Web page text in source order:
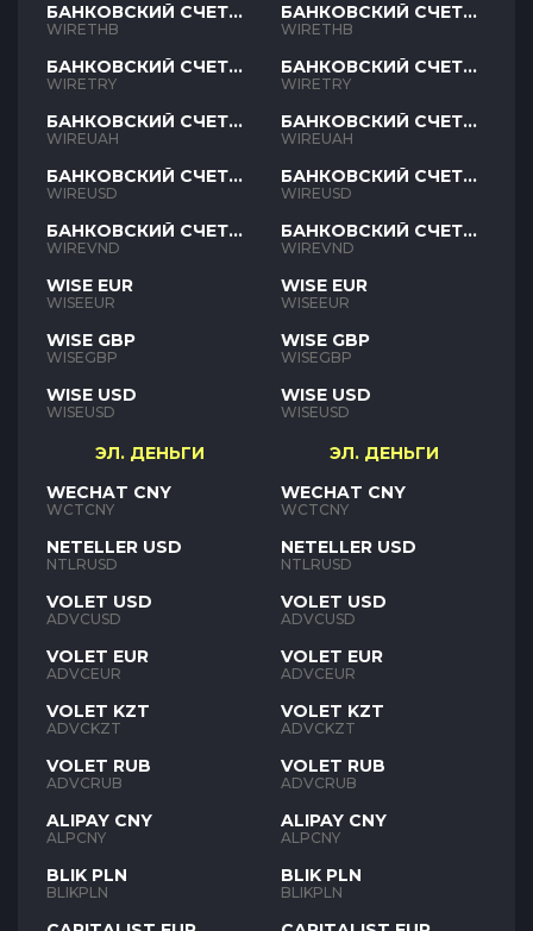
БАНКОВСКИЙ СЧЕТ
THB
WIRETHB
БАНКОВСКИЙ СЧЕТ
TRY
WIRETRY
БАНКОВСКИЙ СЧЕТ
UAH
WIREUAH
БАНКОВСКИЙ СЧЕТ
USD
WIREUSD
БАНКОВСКИЙ СЧЕТ
VND
WIREVND
WISE EUR
WISEEUR
WISE GBP
WISEGBP
WISE USD
WISEUSD
ЭЛ. ДЕНЬГИ
WECHAT CNY
WCTCNY
NETELLER USD
NTLRUSD
VOLET USD
ADVCUSD
VOLET EUR
ADVCEUR
VOLET KZT
ADVCKZT
VOLET RUB
ADVCRUB
ALIPAY CNY
ALPCNY
BLIK PLN
BLIKPLN
БАНКОВСКИЙ СЧЕТ
THB
WIRETHB
БАНКОВСКИЙ СЧЕТ
TRY
WIRETRY
БАНКОВСКИЙ СЧЕТ
UAH
WIREUAH
БАНКОВСКИЙ СЧЕТ
USD
WIREUSD
БАНКОВСКИЙ СЧЕТ
VND
WIREVND
WISE EUR
WISEEUR
WISE GBP
WISEGBP
WISE USD
WISEUSD
ЭЛ. ДЕНЬГИ
WECHAT CNY
WCTCNY
NETELLER USD
NTLRUSD
VOLET USD
ADVCUSD
VOLET EUR
ADVCEUR
VOLET KZT
ADVCKZT
VOLET RUB
ADVCRUB
ALIPAY CNY
ALPCNY
BLIK PLN
BLIKPLN